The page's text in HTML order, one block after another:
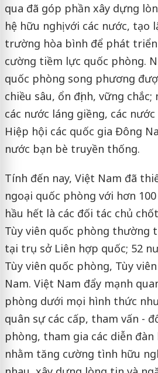
qua đã góp phần xây dựng
hệ hữu nghị với các nước, tạo
trường hòa bình để phát
cường tiềm lực quốc phòng.
quốc phòng song phương
chiều sâu, ổn định, vững
các nước láng giềng, các
Hiệp hội các quốc gia Đông
nước bạn bè truyền thống.
Tính đến nay, Việt Nam đã
ngoại quốc phòng với hơn
hầu hết là các đối tác chủ
Tùy viên quốc phòng thường
tại trụ sở Liên hợp quốc; 52
Tùy viên quốc phòng, Tùy
Nam. Việt Nam đẩy mạnh
phòng dưới mọi hình thức
quân sự các cấp, tham vấn -
phòng, tham gia các diễn đàn
nhằm tăng cường tình hữu